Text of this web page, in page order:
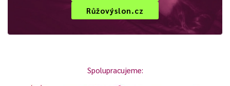
Růžovýslon.cz
Spolupracujeme: